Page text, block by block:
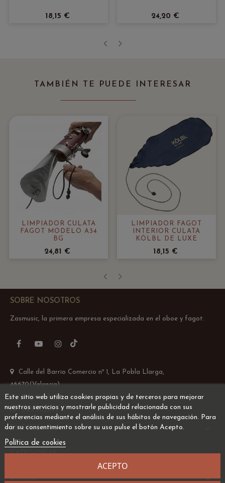
18,15 € 24,20 €
TAMBIÉN TE PUEDE INTERESAR
LIMPIADOR CULATA
FAGOT MODELO A34
BG
24,81 €
LIMPIADOR FAGOT
INTERIOR CULATA
KÖLBL DE LUXE
18,15 €
SOBRE NOSOTROS
Zasmusic, la primera empresa especializada en el oboe y fagot.
FacebookYouTubeInstagram
Calle del Barrio Comercio nº 1, La Pobla Llarga,
46670(Valencia)
Email: info@zasmusic.com
695 962 145
EMPRESA
CATEGORÍAS 
AYUDA 
Este sitio web utiliza cookies propias y de terceros para mejorar
nuestros servicios y mostrarle publicidad relacionada con sus
preferencias mediante el análisis de sus hábitos de navegación. Para
dar su consentimiento sobre su uso pulse el botón Acepto.
Política de cookies
ACEPTO